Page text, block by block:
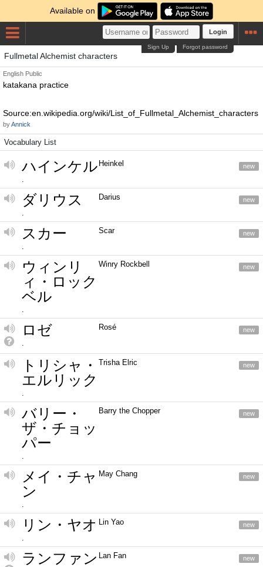
Available on
Login
Forgot password
Sign Up
Fullmetal Alchemist characters
English Public
katakana practice
Source:en.wikipedia.org/wiki/List_of_Fullmetal_Alchemist_characters
byAnnick
Vocabulary List
ハインケル
.
Heinkel new
ダリウス
.
Darius new
スカー
.
Scar new
ウィンリ
ィ・ロック
ベル
.
Winry Rockbell new
ロゼ
.
Rosé new
トリシャ・
エルリック
.
Trisha Elric new
バリー・
ザ・チョッ
パー
.
Barry the Chopper new
メイ・チャ
ン
.
May Chang new
リン・ヤオ
.
Lin Yao new
ランファン Lan Fan new